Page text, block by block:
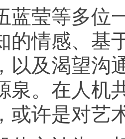
莹等多位一
的情感、基
以及渴望沟
泉。在人机
或许是对艺